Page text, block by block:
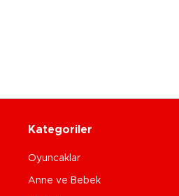
Kategoriler
Oyuncaklar
Anne ve Bebek